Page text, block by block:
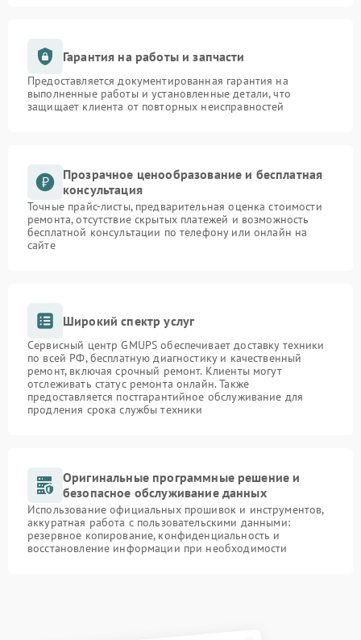
Гарантия на работы и запчасти
Предоставляется документированная гарантия на
выполненные работы и установленные детали, что
защищает клиента от повторных неисправностей
Прозрачное ценообразование и бесплатная
консультация
Точные прайс-листы, предварительная оценка стоимости
ремонта, отсутствие скрытых платежей и возможность
бесплатной консультации по телефону или онлайн на
сайте
Широкий спектр услуг
Сервисный центр GMUPS обеспечивает доставку техники
по всей РФ, бесплатную диагностику и качественный
ремонт, включая срочный ремонт. Клиенты могут
отслеживать статус ремонта онлайн. Также
предоставляется постгарантийное обслуживание для
продления срока службы техники
Оригинальные программные решение и
безопасное обслуживание данных
Использование официальных прошивок и инструментов,
аккуратная работа с пользовательскими данными:
резервное копирование, конфиденциальность и
восстановление информации при необходимости